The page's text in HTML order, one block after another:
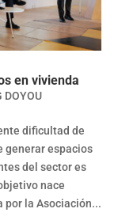
en vivienda
DOYOU
dificultad de
generar espacios
del sector es
nace
por la Asociación...